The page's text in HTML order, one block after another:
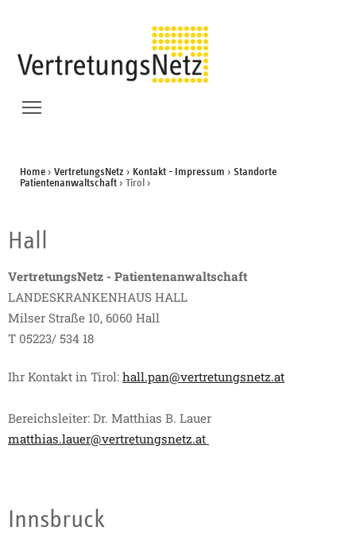
Home › VertretungsNetz › Kontakt - Impressum › Standorte
Patientenanwaltschaft › Tirol ›
Hall
VertretungsNetz - Patientenanwaltschaft
LANDESKRANKENHAUS HALL
Milser Straße 10, 6060 Hall
T 05223/ 534 18
Ihr Kontakt in Tirol: hall.pan@vertretungsnetz.at
Bereichsleiter: Dr. Matthias B. Lauer
matthias.lauer@vertretungsnetz.at
Innsbruck